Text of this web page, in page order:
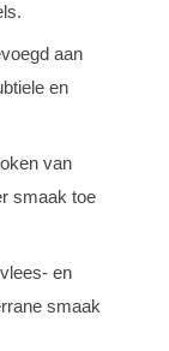
aan
en
van
smaak toe
en
smaak